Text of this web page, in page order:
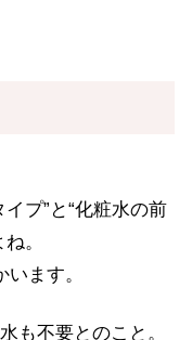
プ”と“化粧水の前
。
ます。
も不要とのこと。